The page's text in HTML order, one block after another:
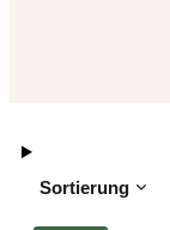
Sortierung